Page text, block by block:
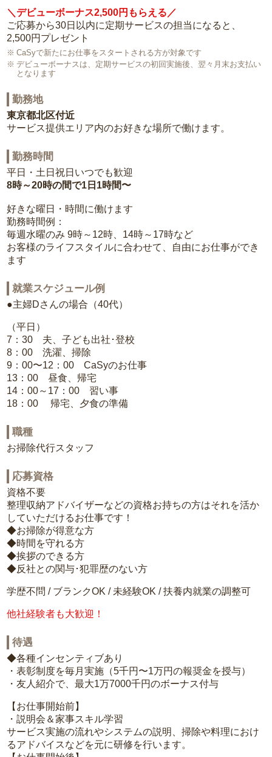
＼デビューボーナス2,500円もらえる／
ご応募から30日以内に定期サービスの担当になると、
2,500円プレゼント
CaSyで新たにお仕事をスタートされる方が対象です
デビューボーナスは、定期サービスの初回実施後、翌々月末お支払い
となります
勤務地
東京都北区付近
サービス提供エリア内のお好きな場所で働けます。
勤務時間
平日・土日祝日いつでも歓迎
8時～20時の間で1日1時間〜
好きな曜日・時間に働けます
勤務時間例：
毎週水曜のみ 9時～12時、14時～17時など
お客様のライフスタイルに合わせて、自由にお仕事ができ
ます
就業スケジュール例
●主婦Dさんの場合（40代）
（平日）
7：30 夫、子ども出社･登校
8：00 洗濯、掃除
9：00〜12：00 CaSyのお仕事
13：00 昼食、帰宅
14：00～17：00 習い事
18：00 帰宅、夕食の準備
職種
お掃除代行スタッフ
応募資格
資格不要
整理収納アドバイザーなどの資格お持ちの方はそれを活か
していただけるお仕事です！
◆お掃除が得意な方
◆時間を守れる方
◆挨拶のできる方
◆反社との関与･犯罪歴のない方
学歴不問 / ブランクOK / 未経験OK / 扶養内就業の調整可
他社経験者も大歓迎！
待遇
◆各種インセンティブあり
・表彰制度を毎月実施（5千円〜1万円の報奨金を授与）
・友人紹介で、最大1万7000千円のボーナス付与
【お仕事開始前】
・説明会＆家事スキル学習
サービス実施の流れやシステムの説明、掃除や料理におけ
るアドバイスなどを元に研修を行います。